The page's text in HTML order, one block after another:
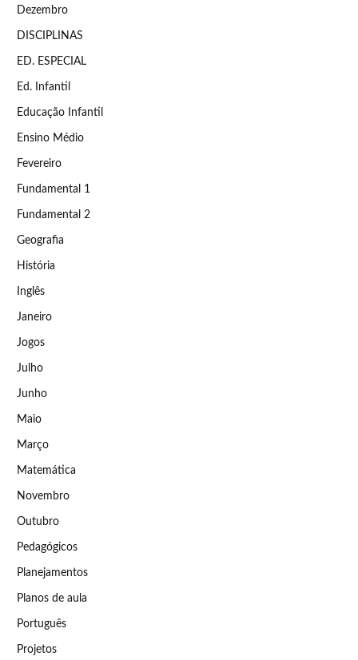
Dezembro
DISCIPLINAS
ED. ESPECIAL
Ed. Infantil
Educação Infantil
Ensino Médio
Fevereiro
Fundamental 1
Fundamental 2
Geografia
História
Inglês
Janeiro
Jogos
Julho
Junho
Maio
Março
Matemática
Novembro
Outubro
Pedagógicos
Planejamentos
Planos de aula
Português
Projetos